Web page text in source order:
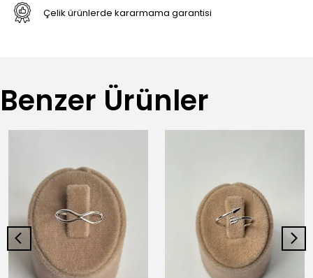
Çelik ürünlerde kararmama garantisi
Benzer Ürünler